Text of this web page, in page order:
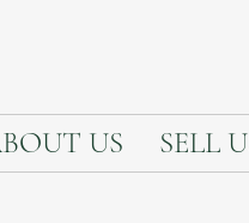
US SELL